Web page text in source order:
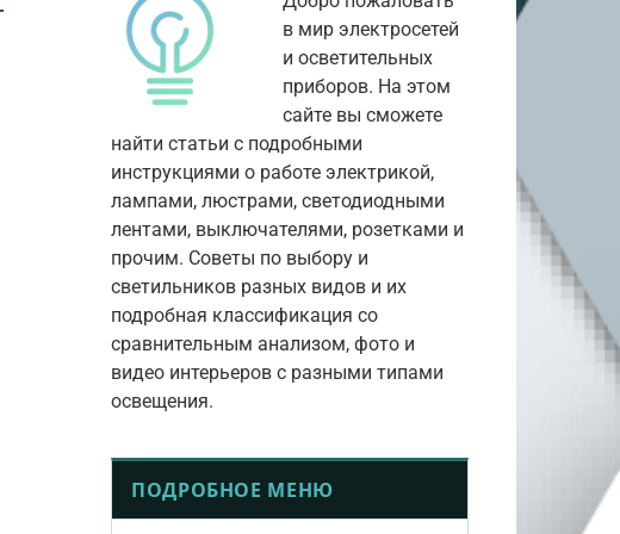
в мир электросетей
и осветительных
приборов. На этом
сайте вы сможете
найти статьи с подробными
инструкциями о работе электрикой,
лампами, люстрами, светодиодными
лентами, выключателями, розетками и
прочим. Советы по выбору и
светильников разных видов и их
подробная классификация со
сравнительным анализом, фото и
видео интерьеров с разными типами
освещения.
ПОДРОБНОЕ МЕНЮ